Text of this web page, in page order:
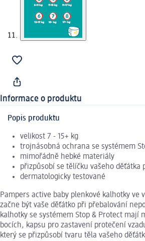
Informace o produktu
Popis produktu
velikost 7 - 15+ kg
trojnásobná ochrana se systémem
mimořádně hebké materiály
přizpůsobí se tělíčku vašeho děťátka
dermatologicky testované
Pampers active baby plenkové kalhotky ve
začne být vaše děťátko při přebalování
kalhotky se systémem Stop & Protect mají
bocích, kapsu pro zastavení protečení
který se přizpůsobí tvaru těla vašeho